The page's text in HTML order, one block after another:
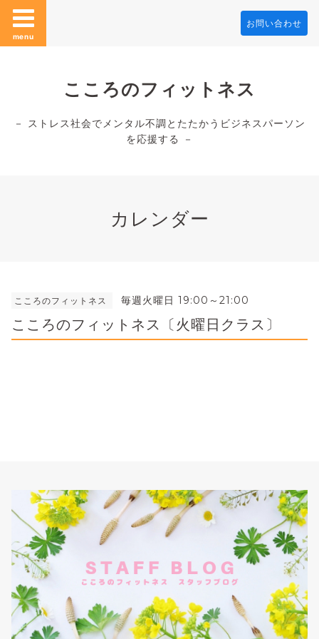
menu
お問い合わせ
こころのフィットネス
－ ストレス社会でメンタル不調とたたかうビジネスパーソン
を応援する －
カレンダー
こころのフィットネス 毎週火曜日 19:00～21:00
こころのフィットネス〔火曜日クラス〕